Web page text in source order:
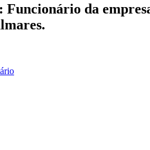
Funcionário da